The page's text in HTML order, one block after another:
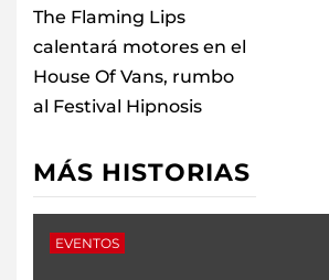
The Flaming Lips
calentará motores en el
House Of Vans, rumbo
al Festival Hipnosis
MÁS HISTORIAS
EVENTOS